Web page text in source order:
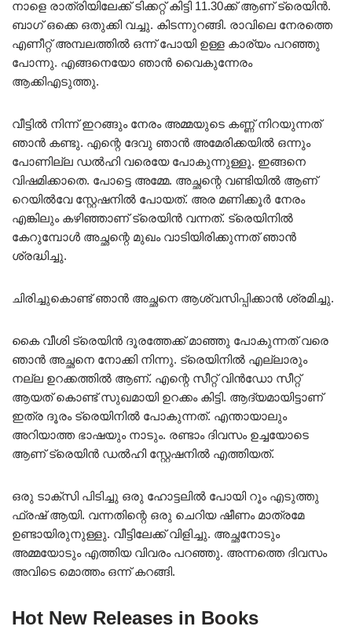
നാളെ രാത്രിയിലേക്ക് ടിക്കറ്റ് കിട്ടി 11.30ക്ക് ആണ് ട്രെയിൻ.
ബാഗ് ഒക്കെ ഒതുക്കി വച്ചു. കിടന്നുറങ്ങി. രാവിലെ നേരത്തെ
എണീറ്റ് അമ്പലത്തിൽ ഒന്ന് പോയി ഉള്ള കാര്യം പറഞ്ഞു
പോന്നു. എങ്ങനെയോ ഞാൻ വൈകുന്നേരം
ആക്കിഎടുത്തു.
വീട്ടിൽ നിന്ന് ഇറങ്ങും നേരം അമ്മയുടെ കണ്ണ് നിറയുന്നത്
ഞാൻ കണ്ടു. എന്റെ ദേവു ഞാൻ അമേരിക്കയിൽ ഒന്നും
പോണില്ല ഡൽഹി വരെയേ പോകുന്നുള്ളൂ. ഇങ്ങനെ
വിഷമിക്കാതെ. പോട്ടെ അമ്മേ. അച്ഛന്റെ വണ്ടിയിൽ ആണ്
റെയിൽവേ സ്റ്റേഷനിൽ പോയത്. അര മണിക്കൂർ നേരം
എങ്കിലും കഴിഞ്ഞാണ് ട്രെയിൻ വന്നത്. ട്രെയിനിൽ
കേറുമ്പോൾ അച്ഛന്റെ മുഖം വാടിയിരിക്കുന്നത് ഞാൻ
ശ്രദ്ധിച്ചു.
ചിരിച്ചുകൊണ്ട് ഞാൻ അച്ഛനെ ആശ്വസിപ്പിക്കാൻ ശ്രമിച്ചു.
കൈ വീശി ട്രെയിൻ ദൂരത്തേക്ക് മാഞ്ഞു പോകുന്നത് വരെ
ഞാൻ അച്ഛനെ നോക്കി നിന്നു. ട്രെയിനിൽ എല്ലാരും
നല്ല ഉറക്കത്തിൽ ആണ്. എന്റെ സീറ്റ്‌ വിൻഡോ സീറ്റ്‌
ആയത് കൊണ്ട് സുഖമായി ഉറക്കം കിട്ടി. ആദ്യമായിട്ടാണ്
ഇത്ര ദൂരം ട്രെയിനിൽ പോകുന്നത്. എന്തായാലും
അറിയാത്ത ഭാഷയും നാടും. രണ്ടാം ദിവസം ഉച്ചയോടെ
ആണ് ട്രെയിൻ ഡൽഹി സ്റ്റേഷനിൽ എത്തിയത്.
ഒരു ടാക്സി പിടിച്ചു ഒരു ഹോട്ടലിൽ പോയി റൂം എടുത്തു
ഫ്രഷ് ആയി. വന്നതിന്റെ ഒരു ചെറിയ ഷീണം മാത്രമേ
ഉണ്ടായിരുനുള്ളു. വീട്ടിലേക്ക് വിളിച്ചു. അച്ഛനോടും
അമ്മയോടും എത്തിയ വിവരം പറഞ്ഞു. അന്നത്തെ ദിവസം
അവിടെ മൊത്തം ഒന്ന് കറങ്ങി.
Hot New Releases in Books